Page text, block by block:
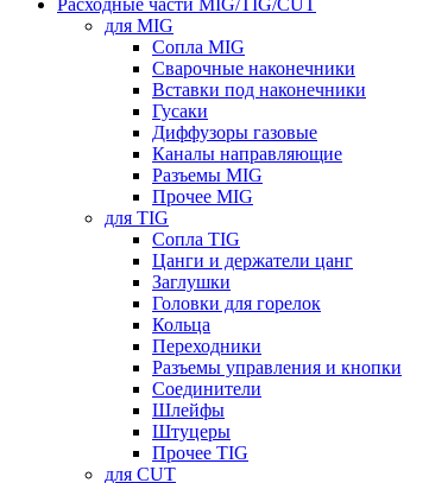
Расходные части MIG/TIG/CUT
для MIG
Сопла MIG
Сварочные наконечники
Вставки под наконечники
Гусаки
Диффузоры газовые
Каналы направляющие
Разъемы MIG
Прочее MIG
для TIG
Сопла TIG
Цанги и держатели цанг
Заглушки
Головки для горелок
Кольца
Переходники
Разъемы управления и кнопки
Соединители
Шлейфы
Штуцеры
Прочее TIG
для CUT